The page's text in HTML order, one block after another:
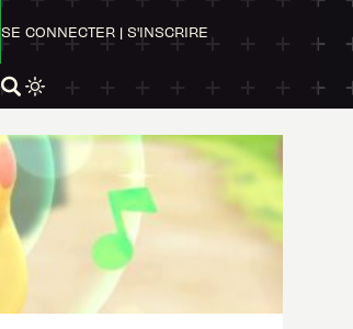
SE CONNECTER | S'INSCRIRE